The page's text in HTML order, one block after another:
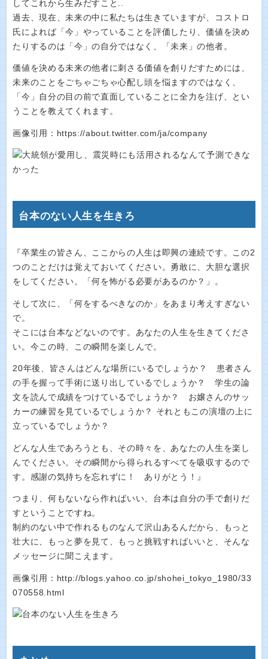
してこれから生みだすこと..
過去、現在、未来の中に私たちは生きていますが、コストロ
氏によれば「今」やっていることを評価したり、価値を決め
たりするのは「今」の自分ではなく、「未来」の他者。
価値を決める未来の他者に刺さる価値を創りだすためには、
未来のことをごちゃごちゃ心配し頭を悩ますのではなく、
「今」自分の目の前で直面していることに全力を注げ、とい
うことを教えてくれます。
画像引用：https://about.twitter.com/ja/company
台本のない人生を生きろ
『卒業生の皆さん、ここからの人生は即興の連続です。この2
つのことだけは覚えておいてください。勇敢に、大胆な選択
をしてください。「何を怖がる必要があるのか？」。
そして次に、「何をするべきなのか」をあまり考えすぎない
で。
そこには台本などないのです。あなたの人生を生きてくださ
い。今この時、この瞬間を楽しんで。
20年後、皆さんはどんな場所にいるでしょうか？ 患者さん
の手を握って手術に送り出しているでしょうか？ 学生の論
文を読んで成績をつけているでしょうか？ お嬢さんのサッ
カーの練習を見ているでしょうか？ それともこの演壇の上に
立っているでしょうか？
どんな人生であろうとも、その時々を、あなたの人生を楽し
んでください。その瞬間から得られるすべてを吸収するので
す。感謝の気持ちを忘れずに！ ありがとう！』
つまり、何もないなら作ればいい、台本は自分の手で創りだ
すということですね。
制約のない中で作れるものなんて沢山あるんだから、もっと
壮大に、もっと夢を見て、もっと挑戦すればいいと、そんな
メッセージに聞こえます。
画像引用：http://blogs.yahoo.co.jp/shohei_tokyo_1980/33
070558.html